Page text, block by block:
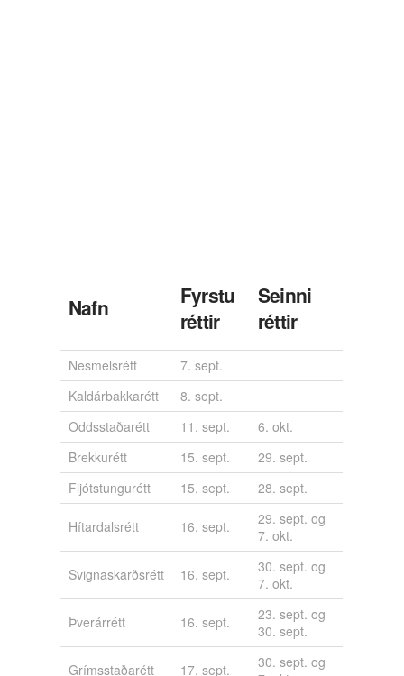
Nafn
Fyrstu
réttir
Seinni
réttir
Nesmelsrétt
7. sept.
Kaldárbakkarétt
8. sept.
Oddsstaðarétt
11. sept.
6. okt.
Brekkurétt
15. sept.
29. sept.
Fljótstungurétt
15. sept. 28. sept.
Hítardalsrétt 16. sept.
29. sept. og
7. okt.
Svignaskarðsrétt 16. sept.
30. sept. og
7. okt.
Þverárrétt 16. sept.
23. sept. og
30. sept.
Grímsstaðarétt 17. sept.
30. sept. og